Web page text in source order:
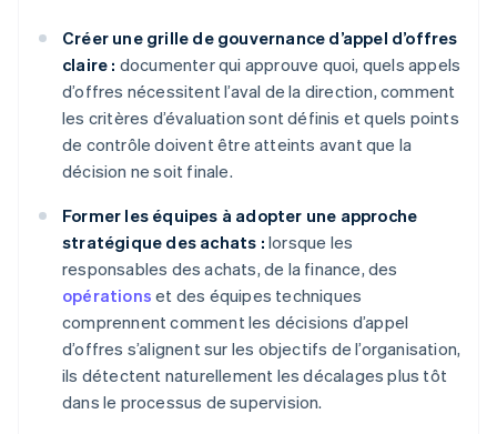
Créer une grille de gouvernance d’appel d’offres
claire : documenter qui approuve quoi, quels appels
d’offres nécessitent l’aval de la direction, comment
les critères d’évaluation sont définis et quels points
de contrôle doivent être atteints avant que la
décision ne soit finale.
Former les équipes à adopter une approche
stratégique des achats : lorsque les
responsables des achats, de la finance, des
opérations et des équipes techniques
comprennent comment les décisions d’appel
d’offres s’alignent sur les objectifs de l’organisation,
ils détectent naturellement les décalages plus tôt
dans le processus de supervision.